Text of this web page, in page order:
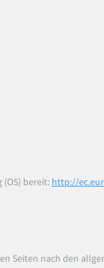
bereit: http://
Seiten nach den